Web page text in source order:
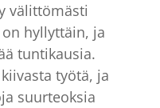
välittömästi
hyllyttäin, ja
tuntikausia.
työtä, ja
suurteoksia